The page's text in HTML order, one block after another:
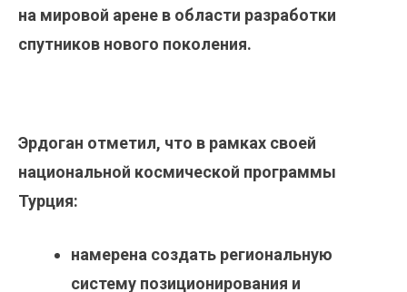
на мировой арене в области разработки
спутников нового поколения.
Эрдоган отметил, что в рамках своей
национальной космической программы
Турция:
намерена создать региональную
систему позиционирования и